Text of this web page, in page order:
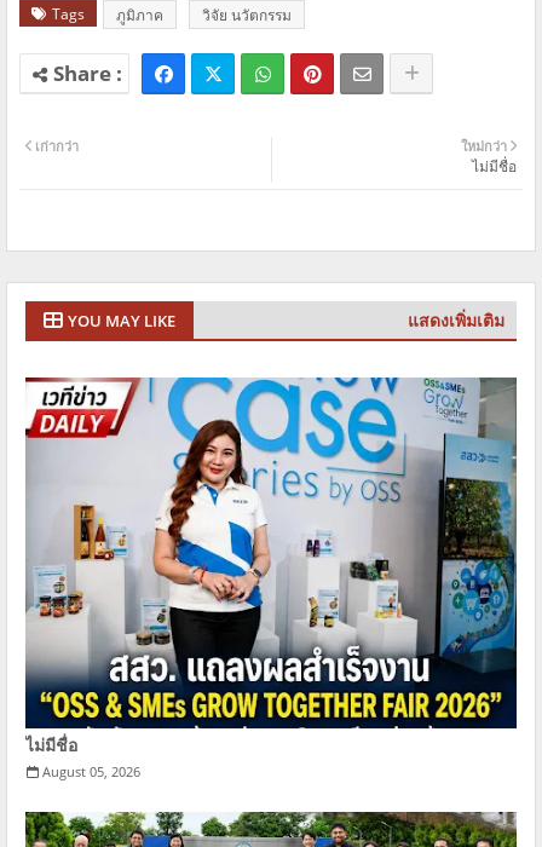
Tags ภูมิภาค วิจัย นวัตกรรม
ใหม่กว่า
ไม่มีชื่อ
เก่ากว่า
YOU MAY LIKE แสดงเพิ่มเติม
ไม่มีชื่อ
August 05, 2026